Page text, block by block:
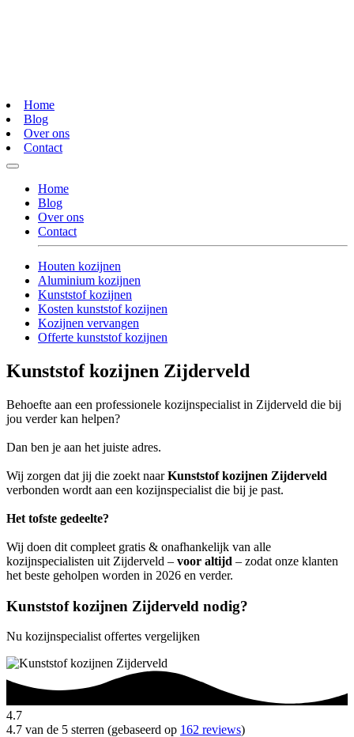
Home
Blog
Over ons
Contact
Home
Blog
Over ons
Contact
Houten kozijnen
Aluminium kozijnen
Kunststof kozijnen
Kosten kunststof kozijnen
Kozijnen vervangen
Offerte kunststof kozijnen
Kunststof kozijnen Zijderveld
Behoefte aan een professionele kozijnspecialist in Zijderveld die bij
jou verder kan helpen?
Dan ben je aan het juiste adres.
Wij zorgen dat jij die zoekt naarKunststof kozijnen Zijderveld
verbonden wordt aan een kozijnspecialist die bij je past.
Het tofste gedeelte?
Wij doen dit compleet gratis & onafhankelijk van alle
kozijnspecialisten uit Zijderveld – voor altijd – zodat onze klanten
het beste geholpen worden in 2026 en verder.
Kunststof kozijnen Zijderveld nodig?
Nu kozijnspecialist offertes vergelijken
4.7
4.7 van de 5 sterren (gebaseerd op 162 reviews)